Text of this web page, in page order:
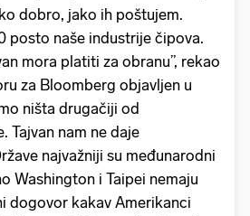
dobro, jako ih poštujem.
posto naše industrije čipova.
mora platiti za obranu”, rekao
za Bloomberg objavljen u
ništa drugačiji od
Tajvan nam ne daje
najvažniji su međunarodni
Washington i Taipei nemaju
dogovor kakav Amerikanci